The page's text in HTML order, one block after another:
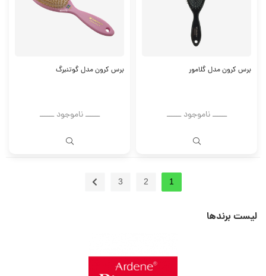
برس کرون مدل گلامور
ــــــ ناموجود ــــــ
برس کرون مدل گوتنبرگ
ــــــ ناموجود ــــــ
1
2
3
لیست برندها